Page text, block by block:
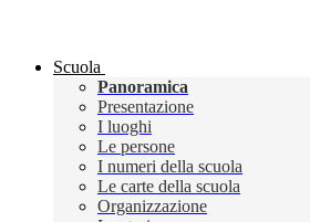
Scuola
Panoramica
Presentazione
I luoghi
Le persone
I numeri della scuola
Le carte della scuola
Organizzazione